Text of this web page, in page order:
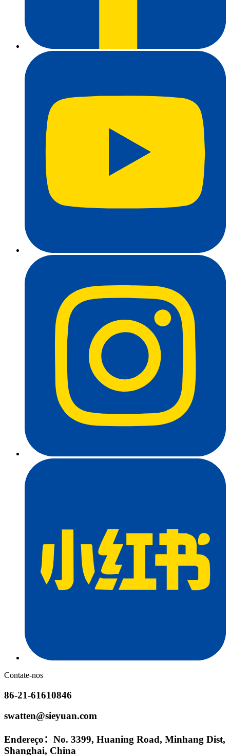
Contate-nos
86-21-61610846
swatten@sieyuan.com
Endereço：No. 3399, Huaning Road, Minhang Dist,
Shanghai, China